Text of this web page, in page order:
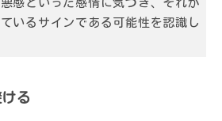
感といった感情に気づき、それが
いるサインである可能性を認識し
る